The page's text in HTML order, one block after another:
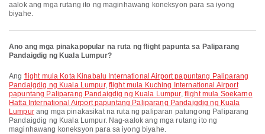
aalok ang mga rutang ito ng maginhawang koneksyon para sa iyong
biyahe.
Ano ang mga pinakapopular na ruta ng flight papunta sa Paliparang
Pandaigdig ng Kuala Lumpur?
Ang flight mula Kota Kinabalu International Airport papuntang Paliparang
Pandaigdig ng Kuala Lumpur, flight mula Kuching International Airport
papuntang Paliparang Pandaigdig ng Kuala Lumpur, flight mula Soekarno
Hatta International Airport papuntang Paliparang Pandaigdig ng Kuala
Lumpurang mga pinakasikat na ruta ng paliparan patungong Paliparang
Pandaigdig ng Kuala Lumpur. Nag-aalok ang mga rutang ito ng
maginhawang koneksyon para sa iyong biyahe.